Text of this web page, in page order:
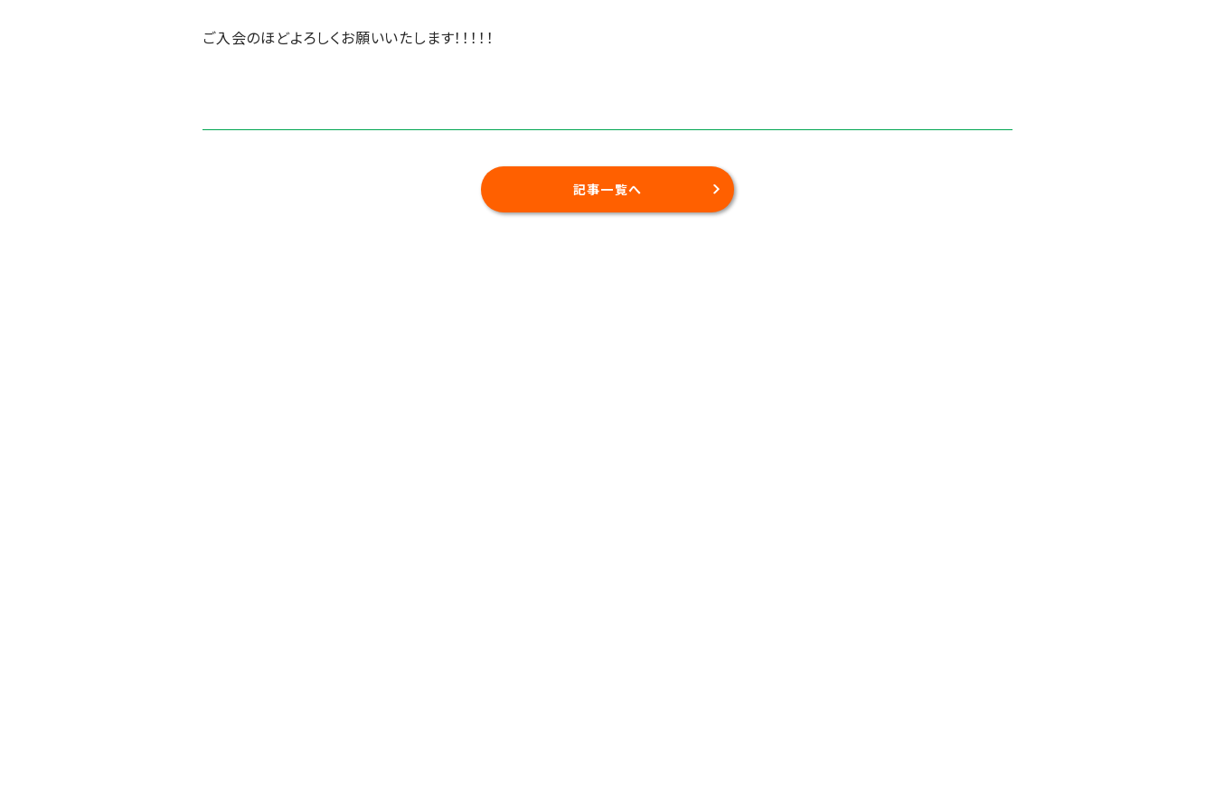
ご入会のほどよろしくお願いいたします！！！！！
記事一覧へ